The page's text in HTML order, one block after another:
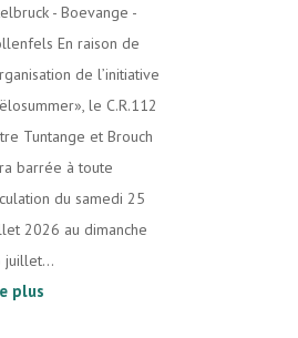
- Boevange -
En raison de
de l’initiative
le C.R.112
Tuntange et Brouch
barrée à toute
du samedi 25
2026 au dimanche
juillet...
plus